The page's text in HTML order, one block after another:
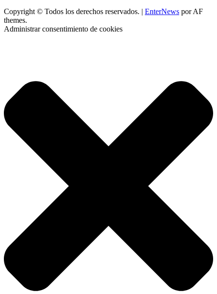
Copyright © Todos los derechos reservados. | EnterNews por AF
themes.
Administrar consentimiento de cookies